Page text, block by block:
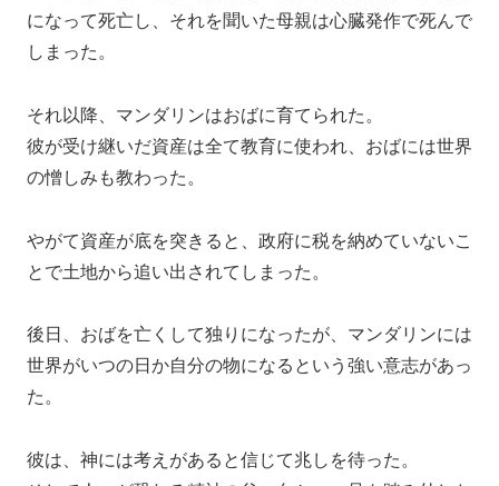
になって死亡し、それを聞いた母親は心臓発作で死んで
しまった。
それ以降、マンダリンはおばに育てられた。
彼が受け継いだ資産は全て教育に使われ、おばには世界
の憎しみも教わった。
やがて資産が底を突きると、政府に税を納めていないこ
とで土地から追い出されてしまった。
後日、おばを亡くして独りになったが、マンダリンには
世界がいつの日か自分の物になるという強い意志があっ
た。
彼は、神には考えがあると信じて兆しを待った。